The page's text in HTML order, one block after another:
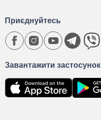
Завантажити застосунок
Приєднуйтесь